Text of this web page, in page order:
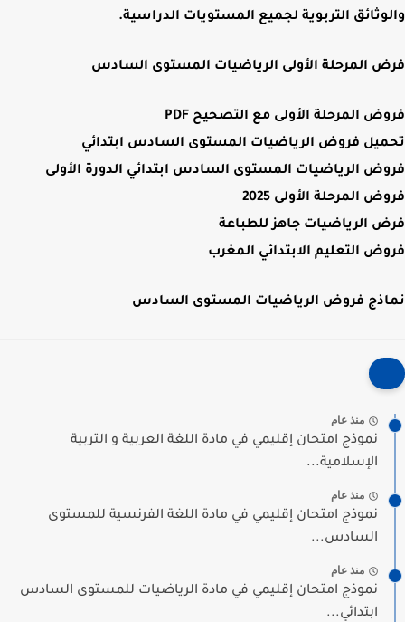
والوثائق التربوية لجميع المستويات الدراسية.
فرض المرحلة الأولى الرياضيات المستوى السادس
فروض المرحلة الأولى مع التصحيح PDF
تحميل فروض الرياضيات المستوى السادس ابتدائي
فروض الرياضيات المستوى السادس ابتدائي الدورة الأولى
فروض المرحلة الأولى 2025
فرض الرياضيات جاهز للطباعة
فروض التعليم الابتدائي المغرب
نماذج فروض الرياضيات المستوى السادس
منذ عام
نموذج امتحان إقليمي في مادة اللغة العربية و التربية
الإسلامية...
منذ عام
نموذج امتحان إقليمي في مادة اللغة الفرنسية للمستوى
السادس...
منذ عام
نموذج امتحان إقليمي في مادة الرياضيات للمستوى السادس
ابتدائي...